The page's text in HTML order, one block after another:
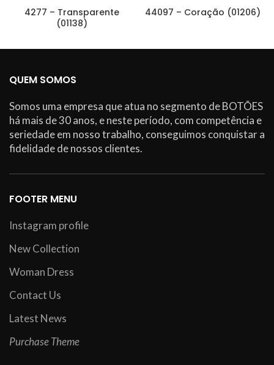
4277 – Transparente
(01138)
44097 – Coração (01206)
QUEM SOMOS
Somos uma empresa que atua no segmento de BOTÕES
há mais de 30 anos, e neste período, com competência e
seriedade em nosso trabalho, conseguimos conquistar a
fidelidade de nossos clientes.
FOOTER MENU
Instagram profile
New Collection
Woman Dress
Contact Us
Latest News
Purchase Theme